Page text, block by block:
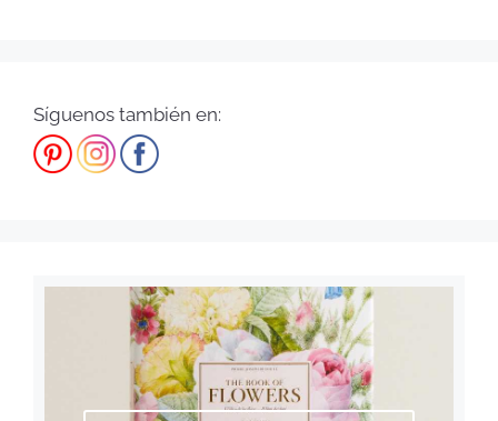
Síguenos también en: